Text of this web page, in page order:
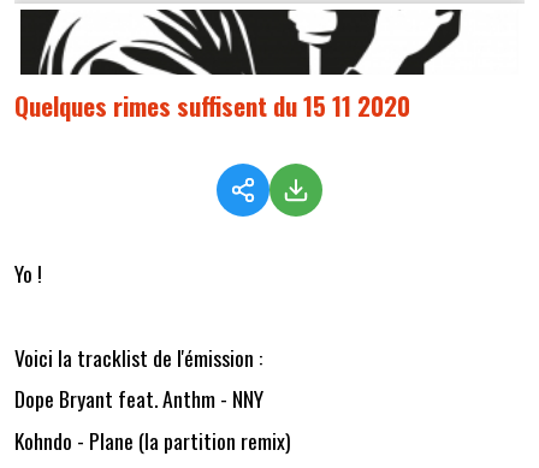
Quelques rimes suffisent du 15 11 2020
Yo !
Voici la tracklist de l'émission :
Dope Bryant feat. Anthm - NNY
Kohndo - Plane (la partition remix)